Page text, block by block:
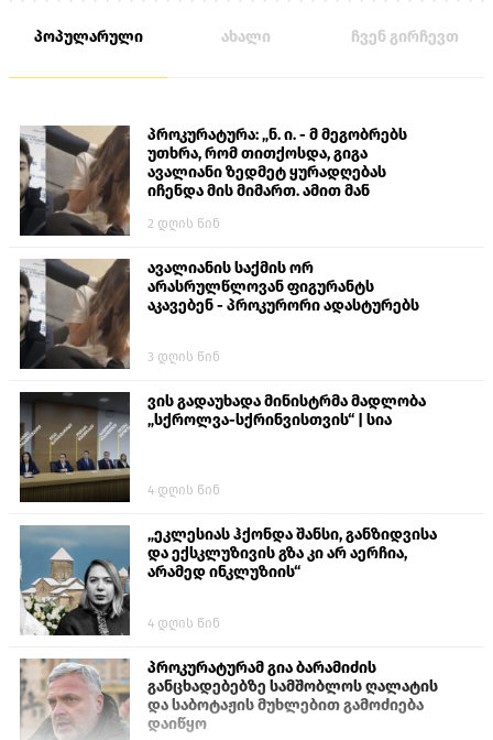
პოპულარული ახალი ჩვენ გირჩევთ
პროკურატურა: „ნ. ი. - მ მეგობრებს
უთხრა, რომ თითქოსდა, გიგა
ავალიანი ზედმეტ ყურადღებას
იჩენდა მის მიმართ. ამით მან
თავს დასხმოდა გიგა ავალიანს“
2 დღის წინ
ავალიანის საქმის ორ
არასრულწლოვან ფიგურანტს
აკავებენ - პროკურორი ადასტურებს
3 დღის წინ
ვის გადაუხადა მინისტრმა მადლობა
„სქროლვა-სქრინვისთვის“ | სია
4 დღის წინ
„ეკლესიას ჰქონდა შანსი, განზიდვისა
და ექსკლუზივის გზა კი არ აერჩია,
არამედ ინკლუზიის“
4 დღის წინ
პროკურატურამ გია ბარამიძის
განცხადებებზე სამშობლოს ღალატის
და საბოტაჟის მუხლებით გამოძიება
დაიწყო